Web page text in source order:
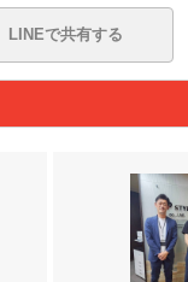
LINEで共有する